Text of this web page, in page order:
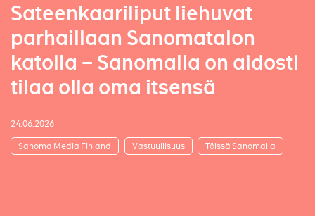
Sateenkaariliput liehuvat
parhaillaan Sanomatalon
katolla – Sanomalla on aidosti
tilaa olla oma itsensä
24.06.2026
Sanoma Media Finland Vastuullisuus Töissä Sanomalla